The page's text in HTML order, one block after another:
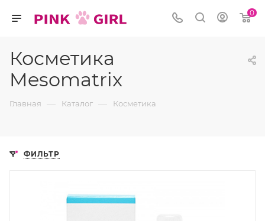
0
Косметика
Mesomatrix
Главная — Каталог — Косметика
ФИЛЬТР